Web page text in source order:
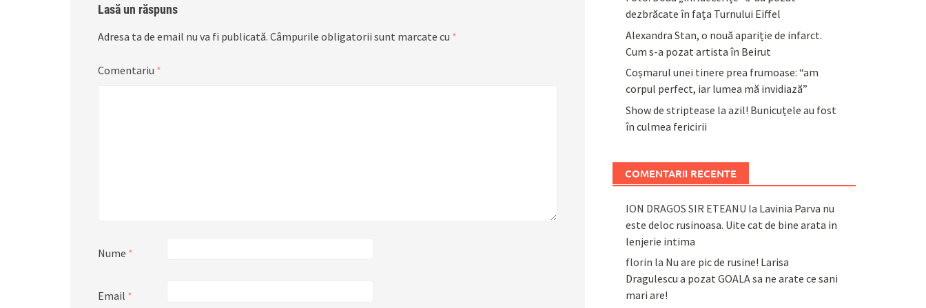
Lasă un răspuns
Adresa ta de email nu va fi publicată. Câmpurile obligatorii sunt marcate cu *
Comentariu *
Nume *
Email *
dezbrăcate în fața Turnului Eiffel
Alexandra Stan, o nouă apariție de infarct.
Cum s-a pozat artista în Beirut
Coșmarul unei tinere prea frumoase: “am
corpul perfect, iar lumea mă invidiază”
Show de striptease la azil! Bunicuțele au fost
în culmea fericirii
COMENTARII RECENTE
ION DRAGOS SIR ETEANU la Lavinia Parva nu
este deloc rusinoasa. Uite cat de bine arata in
lenjerie intima
florin la Nu are pic de rusine! Larisa
Dragulescu a pozat GOALA sa ne arate ce sani
mari are!